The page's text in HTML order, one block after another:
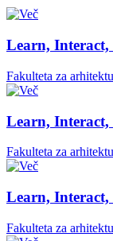
Learn, Interact,
Fakulteta za
Learn, Interact,
Fakulteta za
Learn, Interact,
Fakulteta za